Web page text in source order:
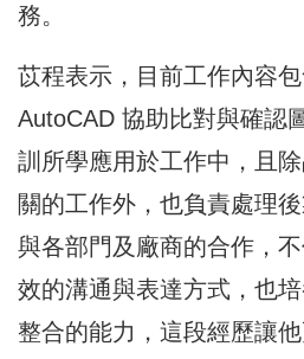
務。
苡程表示，目前工作內容
AutoCAD 協助比對與確認
訓所學應用於工作中，且
關的工作外，也負責處理
與各部門及廠商的合作，
效的溝通與表達方式，也
整合的能力，這段經歷讓